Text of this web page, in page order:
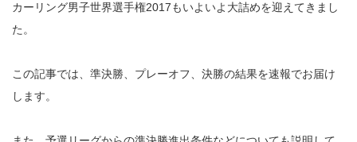
カーリング男子世界選手権2017もいよいよ大詰めを迎えてきまし
た。
この記事では、準決勝、プレーオフ、決勝の結果を速報でお届け
します。